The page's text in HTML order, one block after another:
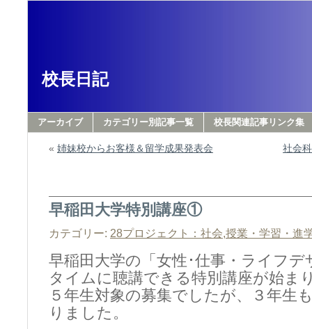
校長日記
アーカイブ カテゴリー別記事一覧 校長関連記事リンク集
« 姉妹校からお客様＆留学成果発表会 社会
早稲田大学特別講座①
カテゴリー: 28プロジェクト：社会,授業・学習・進
早稲田大学の「女性･仕事・ライフ
タイムに聴講できる特別講座が始ま
５年生対象の募集でしたが、３年生
りました。